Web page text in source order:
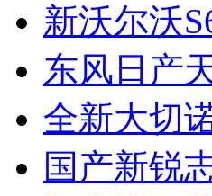
新沃尔沃
东风日产
全新大切
国产新锐